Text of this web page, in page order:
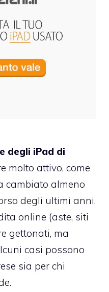
degli iPad di
molto attivo, come
cambiato almeno
degli ultimi anni.
online (aste, siti
gettonati, ma
casi possono
sia per chi